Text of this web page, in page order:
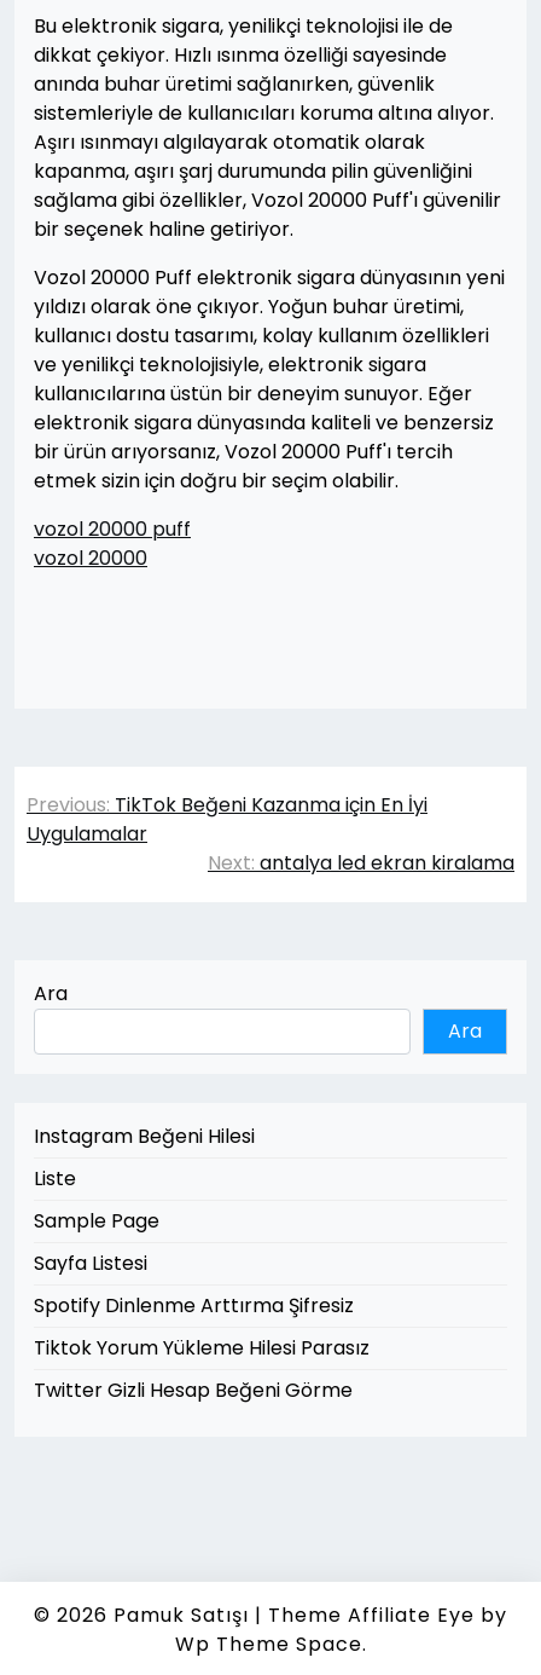
Bu elektronik sigara, yenilikçi teknolojisi ile de
dikkat çekiyor. Hızlı ısınma özelliği sayesinde
anında buhar üretimi sağlanırken, güvenlik
sistemleriyle de kullanıcıları koruma altına alıyor.
Aşırı ısınmayı algılayarak otomatik olarak
kapanma, aşırı şarj durumunda pilin güvenliğini
sağlama gibi özellikler, Vozol 20000 Puff'ı güvenilir
bir seçenek haline getiriyor.
Vozol 20000 Puff elektronik sigara dünyasının yeni
yıldızı olarak öne çıkıyor. Yoğun buhar üretimi,
kullanıcı dostu tasarımı, kolay kullanım özellikleri
ve yenilikçi teknolojisiyle, elektronik sigara
kullanıcılarına üstün bir deneyim sunuyor. Eğer
elektronik sigara dünyasında kaliteli ve benzersiz
bir ürün arıyorsanız, Vozol 20000 Puff'ı tercih
etmek sizin için doğru bir seçim olabilir.
vozol 20000 puff
vozol 20000
Yazı
gezinmesi
Previous: TikTok Beğeni Kazanma için En İyi
Uygulamalar
Next: antalya led ekran kiralama
Ara
Ara
Instagram Beğeni Hilesi
Liste
Sample Page
Sayfa Listesi
Spotify Dinlenme Arttırma Şifresiz
Tiktok Yorum Yükleme Hilesi Parasız
Twitter Gizli Hesap Beğeni Görme
© 2026 Pamuk Satışı | Theme Affiliate Eye by
Wp Theme Space.